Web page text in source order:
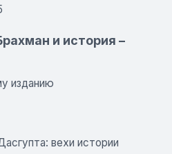
и история –
изданию
вехи истории